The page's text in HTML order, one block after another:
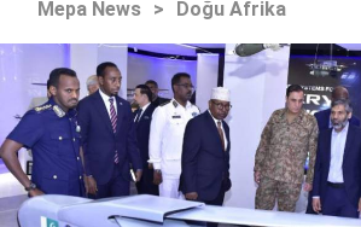
Mepa News > Doğu Afrika